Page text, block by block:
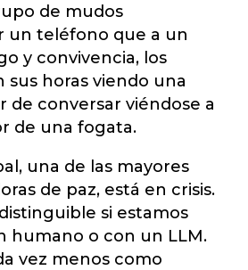
de mudos
un teléfono que a un
y convivencia, los
sus horas viendo una
de conversar viéndose a
de una fogata.
una de las mayores
de paz, está en crisis.
si estamos
humano o con un LLM.
vez menos como